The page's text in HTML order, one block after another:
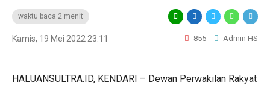
waktu baca 2 menit
Kamis, 19 Mei 2022 23:11 855 Admin HS
HALUANSULTRA.ID, KENDARI – Dewan Perwakilan Rakyat